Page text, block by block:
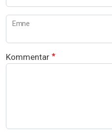
Emne
Kommentar